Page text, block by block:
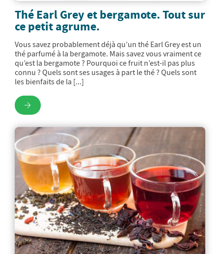
Thé Earl Grey et bergamote. Tout sur
ce petit agrume.
Vous savez probablement déjà qu’un thé Earl Grey est un
thé parfumé à la bergamote. Mais savez vous vraiment ce
qu’est la bergamote ? Pourquoi ce fruit n’est-il pas plus
connu ? Quels sont ses usages à part le thé ? Quels sont
les bienfaits de la [...]